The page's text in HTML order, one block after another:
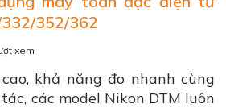
352/362
xem
khả năng đo nhanh cùng
các model Nikon DTM luôn